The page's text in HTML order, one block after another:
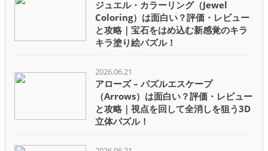
ジュエル・カラーリング（Jewel
Coloring）は面白い？評価・レビュー
と攻略｜宝石をはめ込む新感覚のキラ
キラ塗り絵パズル！
2026.06.21
アローズ – パズルエスケープ
（Arrows）は面白い？評価・レビュー
と攻略｜視点を回して全消しを狙う3D
立体パズル！